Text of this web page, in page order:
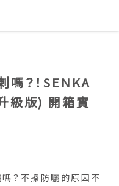
？！SENKA
級版) 開箱實
？不擦防曬的原因不